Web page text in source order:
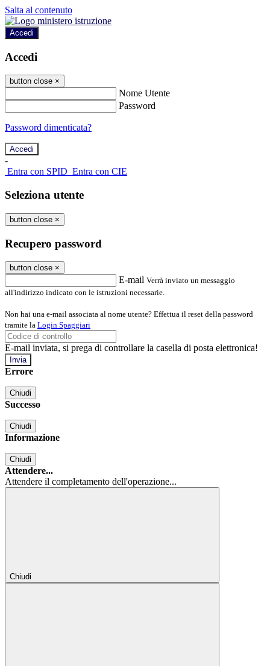
Salta al contenuto
Accedi
Accedi
button close ×
Nome Utente
Password
Password dimenticata?
-
Entra con SPID Entra con CIE
Seleziona utente
button close ×
Recupero password
button close ×
E-mail Verrà inviato un messaggio
all'indirizzo indicato con le istruzioni necessarie.
Non hai una e-mail associata al nome utente? Effettua il reset della password
tramite la Login Spaggiari
E-mail inviata, si prega di controllare la casella di posta elettronica!
Errore
Chiudi
Successo
Chiudi
Informazione
Chiudi
Attendere...
Attendere il completamento dell'operazione...
Chiudi